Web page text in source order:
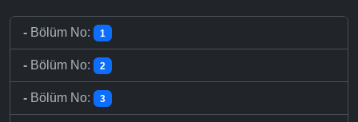
- Bölüm No: 1
- Bölüm No: 2
- Bölüm No: 3